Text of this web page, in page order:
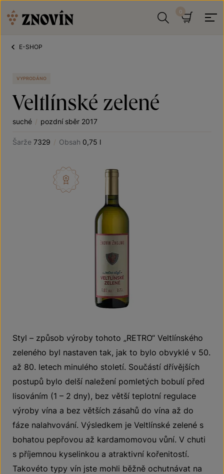
E-SHOP
VYPRODÁNO
Veltlínské zelené
suché / pozdní sběr 2017
Šarže 7329 / Obsah 0,75 l
Styl – způsob výroby tohoto „RETRO“ Veltlínského
zeleného byl nastaven tak, jak to bylo obvyklé v 50.
až 80. letech minulého století. Součástí dřívějších
postupů bylo delší naležení pomletých bobulí před
lisováním (1 – 2 dny), bez větší teplotní regulace
výroby vína a bez větších zásahů do vína až do
fáze nalahvování. Výsledkem je Veltlínské zelené s
bohatou pepřovou až kardamomovou vůní. V chuti
s příjemnou kyselinkou a atraktivní kořenitostí.
Takovéto typy vín jste mohli běžně ochutnávat na